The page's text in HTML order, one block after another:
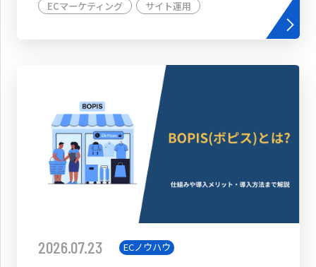
ECマーケティング サイト運用
2026.07.23 ECノウハウ